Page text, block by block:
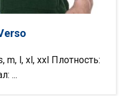
l, xl, xxl Плотность:
...